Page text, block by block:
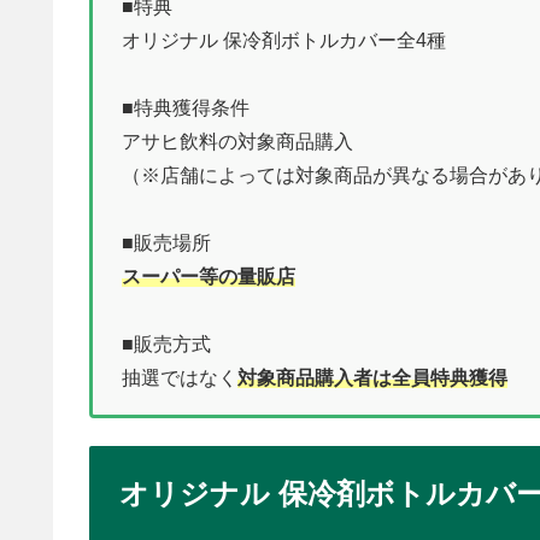
■特典
オリジナル 保冷剤ボトルカバー全4種
■特典獲得条件
アサヒ飲料の対象商品購入
（※店舗によっては対象商品が異なる場合があ
■販売場所
スーパー等の量販店
■販売方式
抽選ではなく 対象商品購入者は全員特典獲得
オリジナル 保冷剤ボトルカバ